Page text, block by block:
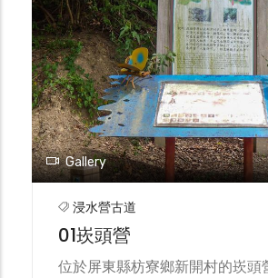
Gallery
浸水營古道
01崁頭營
位於屏東縣枋寮鄉新開村的崁頭